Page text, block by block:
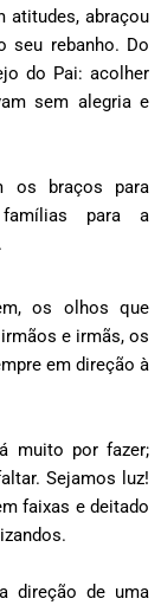
atitudes, abraçou
seu rebanho. Do
do Pai: acolher
sem alegria e
os braços para
para a
os olhos que
e irmãs, os
em direção à
muito por fazer;
Sejamos luz!
faixas e deitado
direção de uma